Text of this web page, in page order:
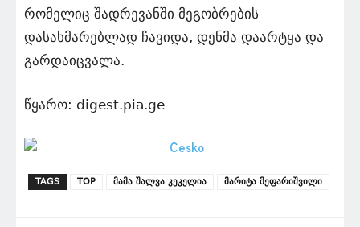
რომელიც შადრევანში მეგობრების
დასახმარებლად ჩავიდა, დენმა დაარტყა და
გარდაიცვალა.
წყარო: digest.pia.ge
TAGS TOP მამა შალვა კეკელია მარიტა მეფარიშვილი